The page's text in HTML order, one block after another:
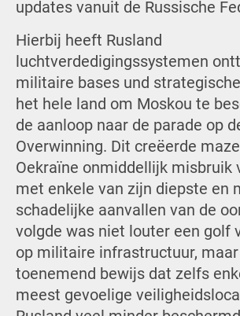
updates vanuit de Russische
Hierbij heeft Rusland
luchtverdedigingssystemen
militaire bases und
het hele land om Moskou te
de aanloop naar de parade op
Overwinning. Dit creëerde
Oekraïne onmiddellijk misbruik
met enkele van zijn diepste en
schadelijke aanvallen van de
volgde was niet louter een golf
op militaire infrastructuur,
toenemend bewijs dat zelfs
meest gevoelige